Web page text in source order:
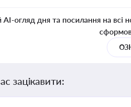
огляд дня та посилання на всі
зацікавити: